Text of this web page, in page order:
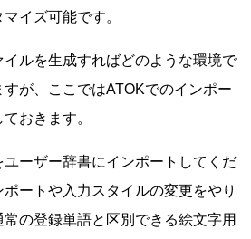
イズ可能です。
ルを生成すればどのような環境で
が、ここではATOKでのインポー
おきます。
ユーザー辞書にインポートしてくだ
ートや入力スタイルの変更をやり
の登録単語と区別できる絵文字用